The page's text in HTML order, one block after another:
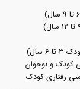
6 سال)
کودک و نوجوان
رفتاری کودک